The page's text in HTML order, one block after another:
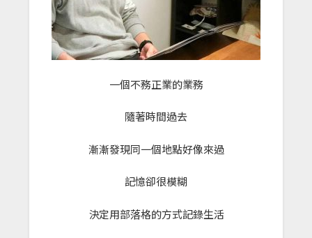
一個不務正業的業務
隨著時間過去
漸漸發現同一個地點好像來過
記憶卻很模糊
決定用部落格的方式記錄生活